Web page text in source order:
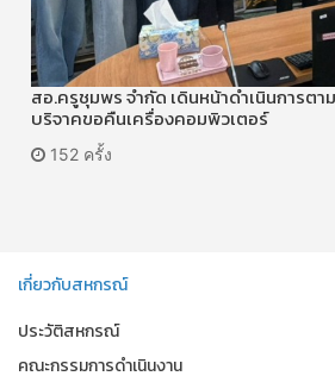
สอ.ครูชุมพร จำกัด เดินหน้าดำเนินการตา
บริจาคขอคืนเครื่องคอมพิวเตอร์
152 ครั้ง
เกี่ยวกับสหกรณ์
ประวัติสหกรณ์
คณะกรรมการดำเนินงาน